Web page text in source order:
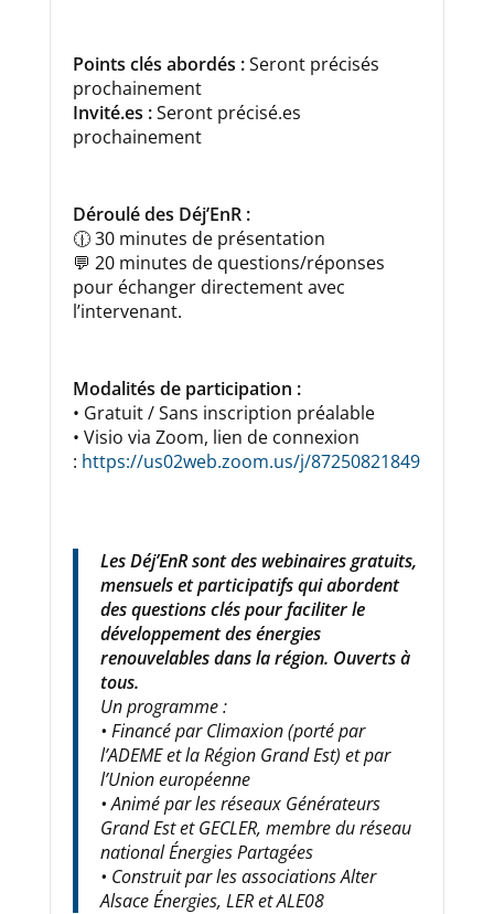
Points clés abordés :Seront précisés
prochainement
Invité.es :Seront précisé.es
prochainement
Déroulé des Déj’EnR :
🕧 30 minutes de présentation
💬 20 minutes de questions/réponses
pour échanger directement avec
l’intervenant.
Modalités de participation :
• Gratuit / Sans inscription préalable
• Visio via Zoom, lien de connexion
: https://us02web.zoom.us/j/87250821849
Les Déj’EnR sont des webinaires gratuits,
mensuels et participatifs qui abordent
des questions clés pour faciliter le
développement des énergies
renouvelables dans la région. Ouverts à
tous.
Un programme :
• Financé par Climaxion (porté par
l’ADEME et la Région Grand Est) et par
l’Union européenne
• Animé par les réseaux Générateurs
Grand Est et GECLER, membre du réseau
national Énergies Partagées
• Construit par les associations Alter
Alsace Énergies, LER et ALE08